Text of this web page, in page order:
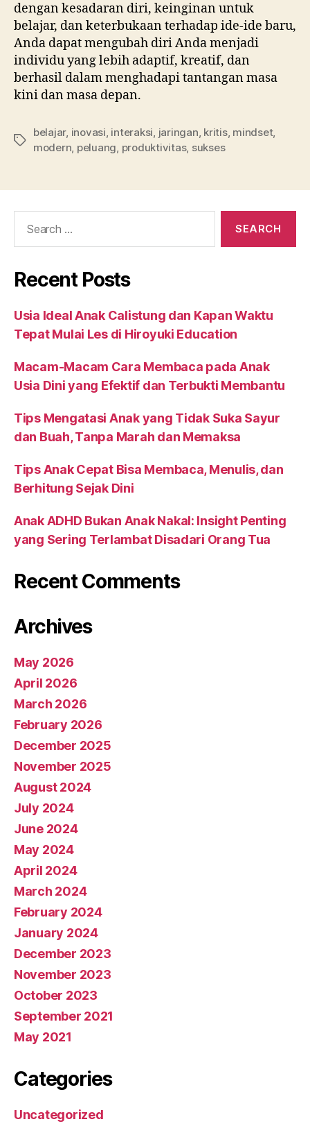
dengan kesadaran diri, keinginan untuk
belajar, dan keterbukaan terhadap ide-ide baru,
Anda dapat mengubah diri Anda menjadi
individu yang lebih adaptif, kreatif, dan
berhasil dalam menghadapi tantangan masa
kini dan masa depan.
belajar, inovasi, interaksi, jaringan, kritis, mindset,
modern, peluang, produktivitas, sukses
Recent Posts
Usia Ideal Anak Calistung dan Kapan Waktu
Tepat Mulai Les di Hiroyuki Education
Macam-Macam Cara Membaca pada Anak
Usia Dini yang Efektif dan Terbukti Membantu
Tips Mengatasi Anak yang Tidak Suka Sayur
dan Buah, Tanpa Marah dan Memaksa
Tips Anak Cepat Bisa Membaca, Menulis, dan
Berhitung Sejak Dini
Anak ADHD Bukan Anak Nakal: Insight Penting
yang Sering Terlambat Disadari Orang Tua
Recent Comments
Archives
May 2026
April 2026
March 2026
February 2026
December 2025
November 2025
August 2024
July 2024
June 2024
May 2024
April 2024
March 2024
February 2024
January 2024
December 2023
November 2023
October 2023
September 2021
May 2021
Categories
Uncategorized